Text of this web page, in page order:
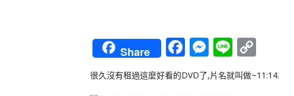
Share Facebook
Messenger
Line
Link
很久沒有租過這麼好看的DVD了,片名就叫做~11:14.